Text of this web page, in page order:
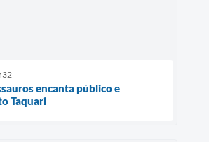
encanta público e
Taquari